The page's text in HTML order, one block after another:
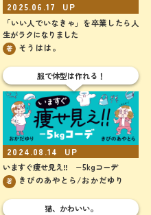
2025.06.17 UP
「いい人でいなきゃ」を卒業したら人
生がラクになりました
著 そうはは。
服で体型は作れる！
2024.08.14 UP
いますぐ痩せ見え‼︎ −5kgコーデ
著 きびのあやとら/おかだゆり
猫、かわいい。